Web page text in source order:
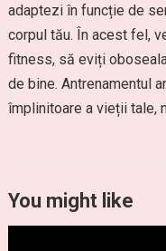
adaptezi în funcție de
corpul tău. În acest fel,
fitness, să eviți
de bine. Antrenamentul
împlinitoare a vieții tale,
You might like